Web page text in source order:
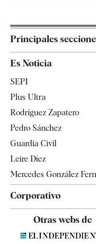
Principales
España
Televisión
Es Noticia
SEPI
Plus Ultra
Rodríguez Zapatero
Pedro Sánchez
Guardia Civil
Leire Díez
Mercedes González
Corporativo
Contacto
Otras webs de